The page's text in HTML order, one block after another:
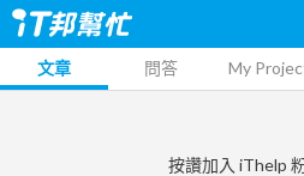
文章 問答 My
按讚加入 iThelp